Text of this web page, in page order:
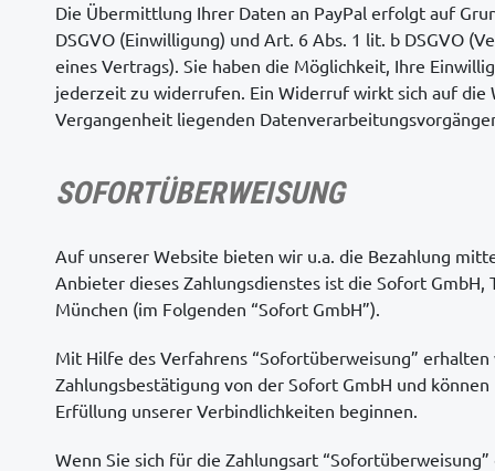
Die Übermittlung Ihrer Daten an PayPal erfolgt auf
DSGVO (Einwilligung) und Art. 6 Abs. 1 lit. b DSGVO
eines Vertrags). Sie haben die Möglichkeit, Ihre
jederzeit zu widerrufen. Ein Widerruf wirkt sich auf die
Vergangenheit liegenden
SOFORTÜBERWEISUNG
Auf unserer Website bieten wir u.a. die Bezahlung
Anbieter dieses Zahlungsdienstes ist die Sofort GmbH,
München (im Folgenden “Sofort GmbH”).
Mit Hilfe des Verfahrens “Sofortüberweisung”
Zahlungsbestätigung von der Sofort GmbH und
Erfüllung unserer Verbindlichkeiten beginnen.
Wenn Sie sich für die Zahlungsart